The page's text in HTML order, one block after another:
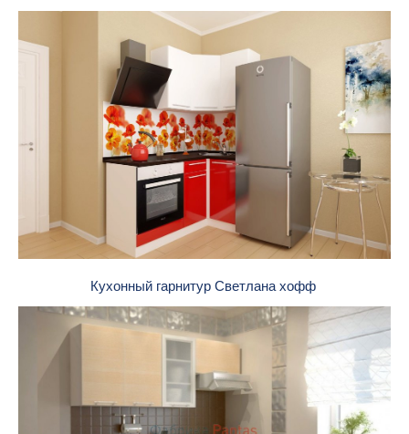
Кухонный гарнитур Светлана хофф